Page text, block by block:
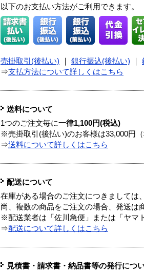
以下のお支払い方法がご利用できます。
売掛取引(後払い) 銀行振込(後払い)
⇒支払方法について詳しくはこちら
送料について
1つのご注文毎に一律1,100円(税込)
※売掛取引(後払い)のお客様は33,000円
⇒送料について詳しくはこちら
配送について
在庫がある場合のご注文につきましては
尚、複数の商品をご注文の場合、発送は
※配送業者は「佐川急便」または「ヤマ
⇒配送について詳しくはこちら
見積書・請求書・納品書等の発行につ